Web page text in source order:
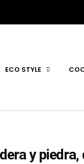
ECO STYLE
y piedra,